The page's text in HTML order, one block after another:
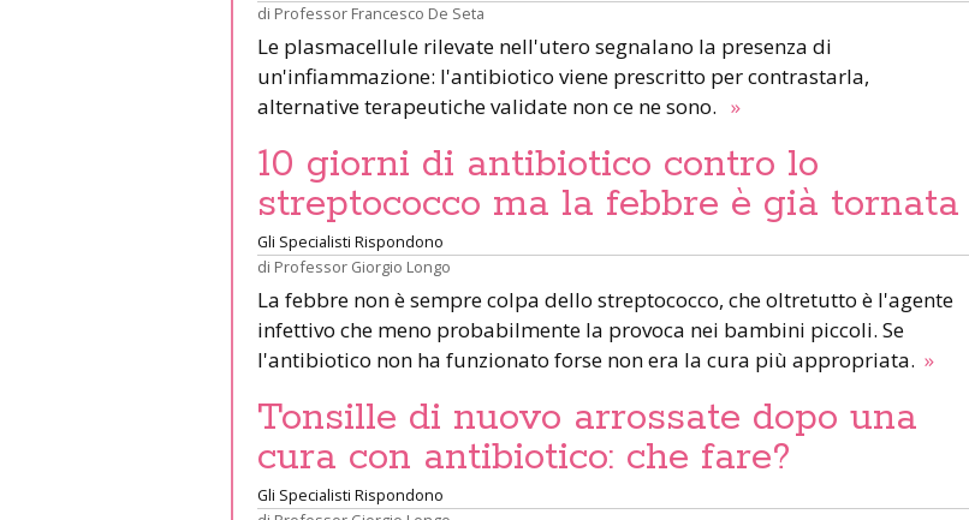
di Professor Francesco De Seta
Le plasmacellule rilevate nell'utero segnalano la presenza di
un'infiammazione: l'antibiotico viene prescritto per contrastarla,
alternative terapeutiche validate non ce ne sono. »
10 giorni di antibiotico contro lo
streptococco ma la febbre è già tornata
Gli Specialisti Rispondono
di Professor Giorgio Longo
La febbre non è sempre colpa dello streptococco, che oltretutto è l'agente
infettivo che meno probabilmente la provoca nei bambini piccoli. Se
l'antibiotico non ha funzionato forse non era la cura più appropriata. »
Tonsille di nuovo arrossate dopo una
cura con antibiotico: che fare?
Gli Specialisti Rispondono